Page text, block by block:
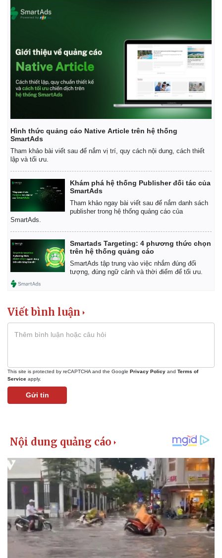
Kinh tế
Khởi nghiệp
Hình thức quảng cáo Native Article trên hệ thống
SmartAds
Tham khảo bài viết sau để nắm vị trí, quy cách nội dung, cách thiết
lập và tối ưu.
Khám phá hệ thống Publisher đối tác của
SmartAds
Tham khảo ngay bài viết sau để nắm danh sách
publisher trong hệ thống quảng cáo của
SmartAds.
Smartads Targeting: 4 phương thức chọn
trên hệ thống quảng cáo
SmartAds tập trung vào việc nhắm đúng đối
tượng, đúng ngữ cảnh và thời điểm để tối ưu.
Viết bình luận
This site is protected by reCAPTCHA and the Google Privacy Policy and Terms of
Service apply.
Gửi tin